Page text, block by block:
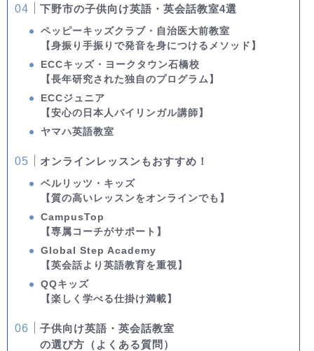
下野市の子供向け英語・英会話教室4選
ペッピーキッズクラブ・自治医大前教室
【身振り手振りで発音を身につけるメソッド】
ECCキッズ・ヨークタウン石橋校
【長年研究された独自のプログラム】
ECCジュニア
【安心の日本人バイリンガル講師】
ヤマハ英語教室
オンラインレッスンもおすすめ！
ベルリッツ・キッズ
【質の高いレッスンをオンラインでも】
CampusTop
【専属コーチがサポート】
Global Step Academy
【英会話より英語教育を重視】
QQキッズ
【楽しく学べる仕掛け満載】
子供向け英語・英会話教室
の選び方（よくある質問）